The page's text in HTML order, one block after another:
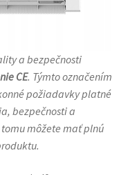
a bezpečnosti
CE. Týmto označením
požiadavky platné
bezpečnosti a
môžete mať plnú